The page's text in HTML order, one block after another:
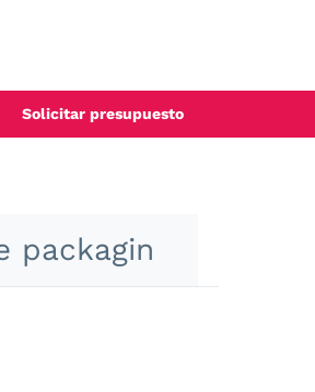
Solicitar presupuesto
packagin